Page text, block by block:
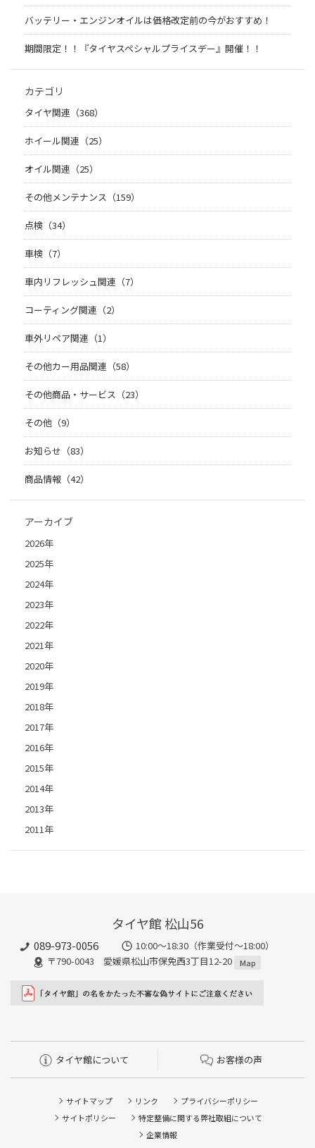
バッテリー・エンジンオイルは価格改定前の今がおすすめ！
期間限定！！『タイヤスペシャルプライスデー』開催！！
カテゴリ
タイヤ関連（368）
ホイール関連（25）
オイル関連（25）
その他メンテナンス（159）
点検（34）
車検（7）
車内リフレッシュ関連（7）
コーティング関連（2）
車外リペア関連（1）
その他カー用品関連（58）
その他商品・サービス（23）
その他（9）
お知らせ（83）
商品情報（42）
アーカイブ
2026年
2025年
2024年
2023年
2022年
2021年
2020年
2019年
2018年
2017年
2016年
2015年
2014年
2013年
2011年
タイヤ館 松山56
089-973-0056
10:00～18:30（作業受付～18:00）
〒790-0043 愛媛県松山市保免西3丁目12-20
Map
タイヤ館について お客様の声
サイトマップ リンク
プライバシーポリシー
サイトポリシー
特定整備に関する弊社取組について
企業情報